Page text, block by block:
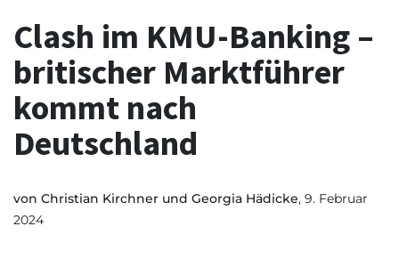
Clash im KMU-Banking –
britischer Marktführer
kommt nach
Deutschland
von Christian Kirchner und Georgia Hädicke, 9. Februar
2024